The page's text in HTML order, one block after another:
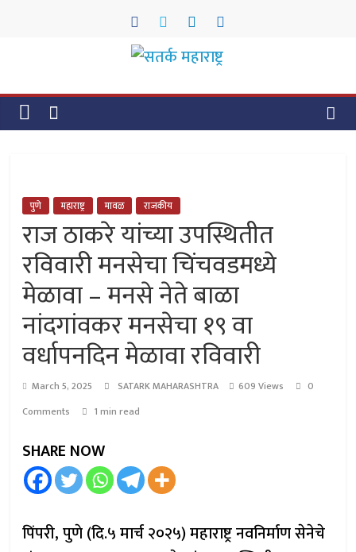
सतर्क
महाराष्ट्र
पुणे महाराष्ट्र मावळ राजकीय
राज ठाकरे यांच्या उपस्थितीत
रविवारी मनसेचा चिंचवडमध्ये
मेळावा – मनसे नेते बाळा
नांदगांवकर मनसेचा १९ वा
वर्धापनदिन मेळावा रविवारी
March 5, 2025 SATARK MAHARASHTRA 609 Views
0
Comments
1 min read
SHARE NOW
पिंपरी, पुणे (दि.५ मार्च २०२५) महाराष्ट्र नवनिर्माण सेनेचे